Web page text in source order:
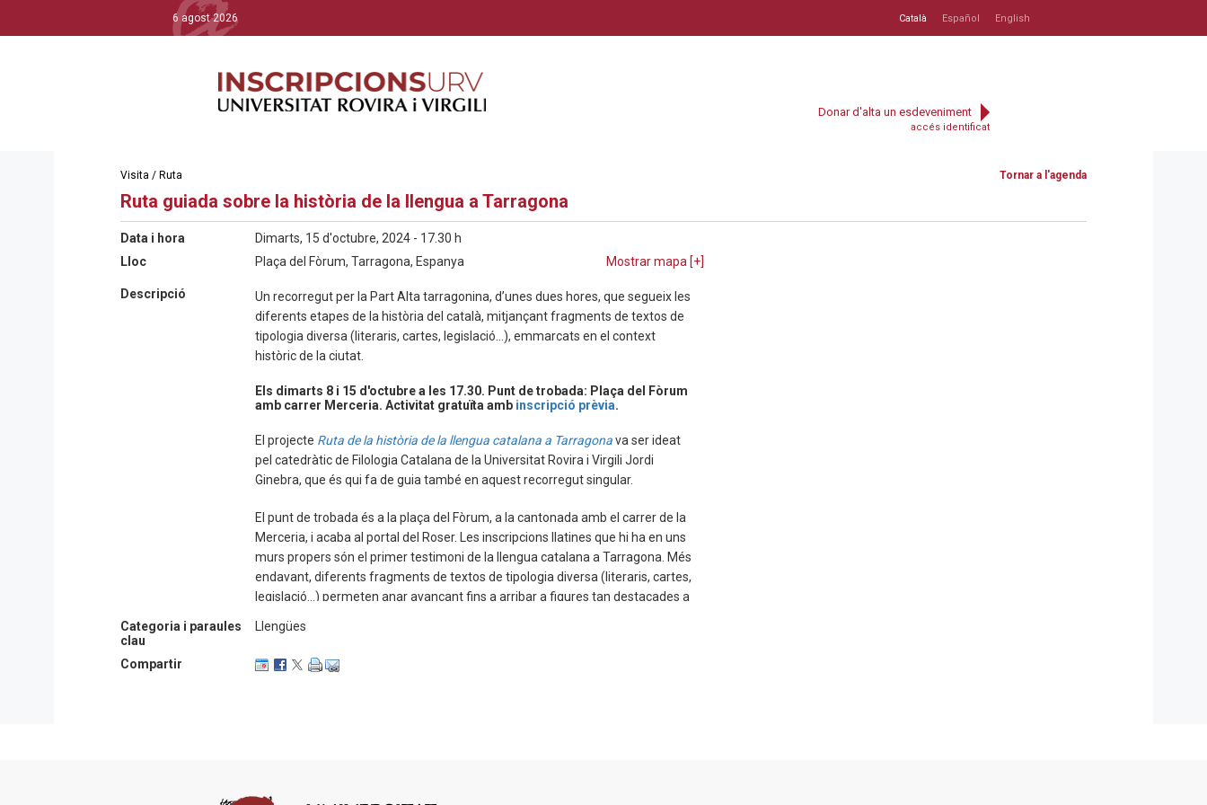
6 agost 2026 Català Español English
Donar d'alta un esdeveniment
accés identificat
Visita / Ruta Tornar a l'agenda
Ruta guiada sobre la història de la llengua a Tarragona
Data i hora
Dimarts, 15 d'octubre, 2024 - 17.30 h
Lloc
Plaça del Fòrum, Tarragona, Espanya Mostrar mapa [+]
Descripció
Un recorregut per la Part Alta tarragonina, d’unes dues hores, que segueix les
diferents etapes de la història del català, mitjançant fragments de textos de
tipologia diversa (literaris, cartes, legislació...), emmarcats en el context
històric de la ciutat.
Els dimarts 8 i 15 d'octubre a les 17.30. Punt de trobada: Plaça del Fòrum
amb carrer Merceria. Activitat gratuïta amb inscripció prèvia.
El projecte Ruta de la història de la llengua catalana a Tarragonava ser ideat
pel catedràtic de Filologia Catalana de la Universitat Rovira i Virgili Jordi
Ginebra, que és qui fa de guia també en aquest recorregut singular.
El punt de trobada és a la plaça del Fòrum, a la cantonada amb el carrer de la
Merceria, i acaba al portal del Roser. Les inscripcions llatines que hi ha en uns
murs propers són el primer testimoni de la llengua catalana a Tarragona. Més
endavant, diferents fragments de textos de tipologia diversa (literaris, cartes,
legislació...) permeten anar avançant fins a arribar a figures tan destacades a
Filologia Catalana que es va fer a la Universitat Rovira i Virgili.
Categoria i paraules
clau
Llengües
Compartir